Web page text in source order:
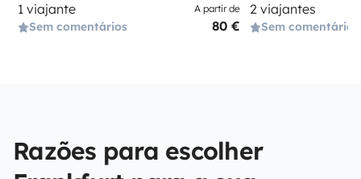
1 viajante
Sem comentários
A partir de
80 €
2 viajantes
Sem comentários
Razões para escolher